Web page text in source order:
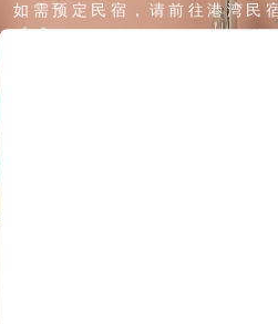
如需预定民宿，请前往港湾民